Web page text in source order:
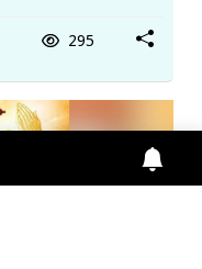
295